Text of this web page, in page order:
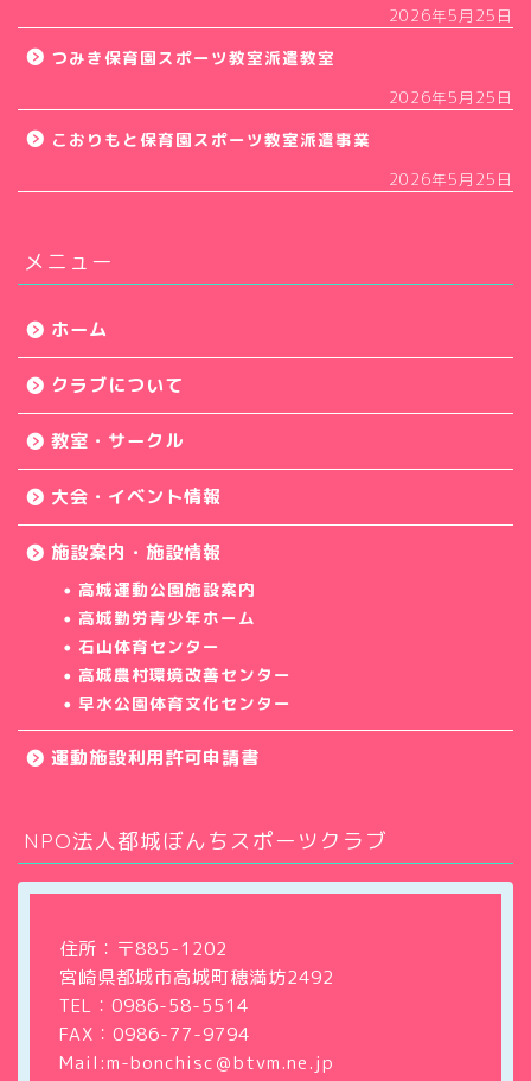
2026年5月25日
つみき保育園スポーツ教室派遣教室
2026年5月25日
こおりもと保育園スポーツ教室派遣事業
2026年5月25日
メニュー
ホーム
クラブについて
教室・サークル
大会・イベント情報
施設案内・施設情報
高城運動公園施設案内
高城勤労青少年ホーム
石山体育センター
高城農村環境改善センター
早水公園体育文化センター
運動施設利用許可申請書
NPO法人都城ぼんちスポーツクラブ
住所：〒885-1202
宮崎県都城市高城町穂満坊2492
TEL： 0986-58-5514
FAX：0986-77-9794
Mail:m-bonchisc＠btvm.ne.jp
ホーム
教室・サークル
大会・イベント情報